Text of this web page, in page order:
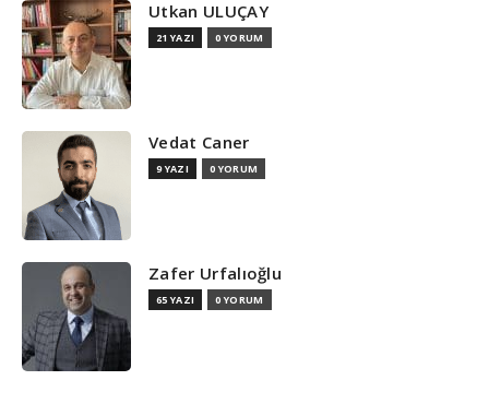
Utkan ULUÇAY
21 YAZI 0 YORUM
Vedat Caner
9 YAZI 0 YORUM
Zafer Urfalıoğlu
65 YAZI 0 YORUM